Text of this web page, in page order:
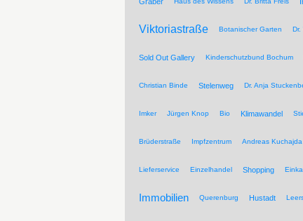
Viktoriastraße Botanischer Garten
Sold Out Gallery Kinderschutzbund Bochum
Christian Binde Stelenweg Dr. Anja
Imker Jürgen Knop Bio Klimawandel
Brüderstraße Impfzentrum Andreas Kuchajda
Lieferservice Einzelhandel Shopping
Immobilien Querenburg Hustadt